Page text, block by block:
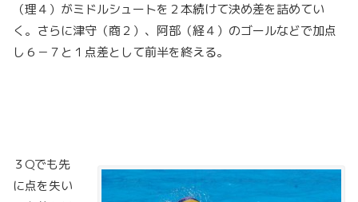
（理４）がミドルシュートを２本続けて決め差を詰めてい
く。さらに津守（商２）、阿部（経４）のゴールなどで加点
し６－７と１点差として前半を終える。
３Qでも先
に点を失い